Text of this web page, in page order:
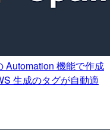
Automation 機能で作成
生成のタグが自動適